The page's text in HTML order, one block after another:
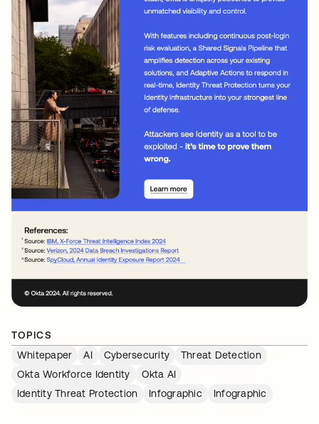
TOPICS
Whitepaper
AI Cybersecurity
Threat Detection
Okta Workforce Identity
Okta AI
Identity Threat Protection
Infographic Infographic